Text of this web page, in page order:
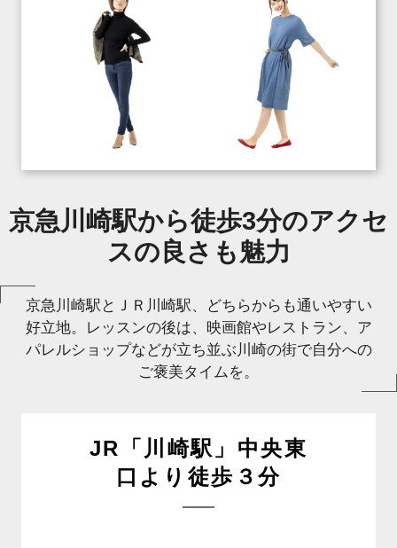
京急川崎駅から徒歩3分のアクセ
スの良さも魅力
京急川崎駅とＪＲ川崎駅、どちらからも通いやすい
好立地。レッスンの後は、映画館やレストラン、ア
パレルショップなどが立ち並ぶ川崎の街で自分への
ご褒美タイムを。
JR「川崎駅」中央東
口より徒歩３分